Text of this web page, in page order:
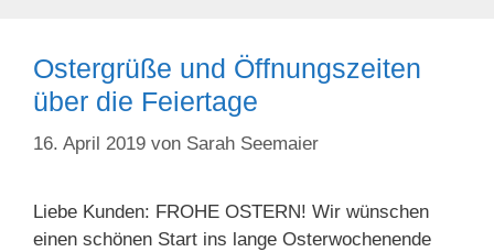
Ostergrüße und Öffnungszeiten
über die Feiertage
16. April 2019 von Sarah Seemaier
Liebe Kunden: FROHE OSTERN! Wir wünschen
einen schönen Start ins lange Osterwochenende